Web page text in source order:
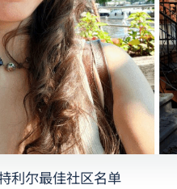
利尔最佳社区名单